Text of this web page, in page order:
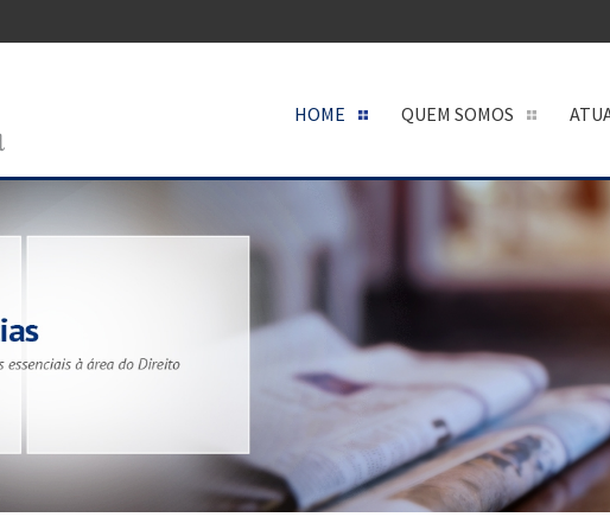
HOME QUEM SOMOS